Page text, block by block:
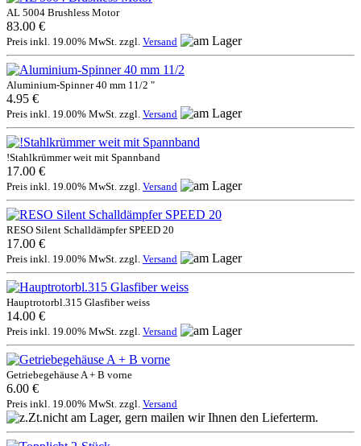
AL 5004 Brushless Motor
83.00 €
Preis inkl. 19.00% MwSt. zzgl. Versand
Aluminium-Spinner 40 mm 11/2 "
4.95 €
Preis inkl. 19.00% MwSt. zzgl. Versand
!Stahlkrümmer weit mit Spannband
17.00 €
Preis inkl. 19.00% MwSt. zzgl. Versand
RESO Silent Schalldämpfer SPEED 20
17.00 €
Preis inkl. 19.00% MwSt. zzgl. Versand
Hauptrotorbl.315 Glasfiber weiss
14.00 €
Preis inkl. 19.00% MwSt. zzgl. Versand
Getriebegehäuse A + B vorne
6.00 €
Preis inkl. 19.00% MwSt. zzgl. Versand